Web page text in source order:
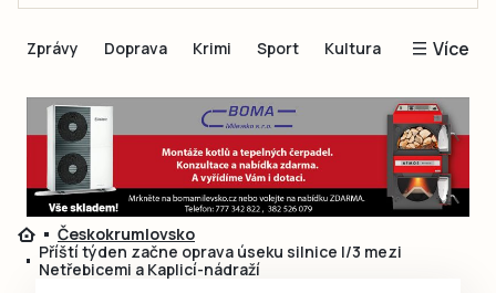
E-mail
Obnovit heslo
Přihlásit se
Přihlásit se přes Facebook
Ještě nemám účet, chci se
Zprávy Doprava Krimi Sport Kultura Více
Blogy
Inspirace
Čtenáři píší
Speciální přílohy
Českokrumlovsko
Příští týden začne oprava úseku silnice I/3 mezi
Netřebicemi a Kaplicí-nádraží